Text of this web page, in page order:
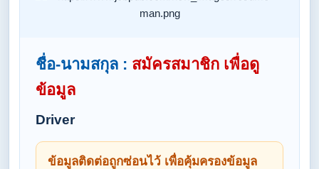
ชื่อ-นามสกุล : สมัครสมาชิก เพื่อดู
ข้อมูล
Driver
ข้อมูลติดต่อถูกซ่อนไว้ เพื่อคุ้มครองข้อมูล